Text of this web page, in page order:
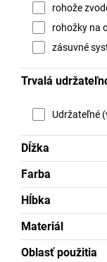
rohože
rohožky na
zásuvné
Trvalá
Udržateľné
Dĺžka
Farba
Hĺbka
Materiál
Oblasť použitia